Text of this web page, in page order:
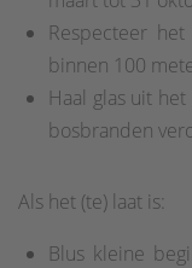
Respecteer
binnen 100
Haal glas uit
bosbranden
Als het (te) laat is:
Blus kleine